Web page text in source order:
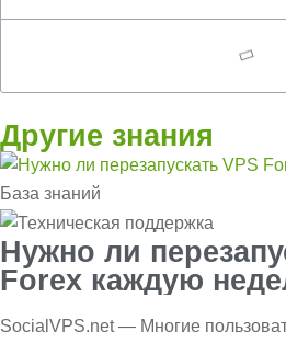
Другие знания
База знаний
Нужно ли
Forex каждую
SocialVPS.net — Многие